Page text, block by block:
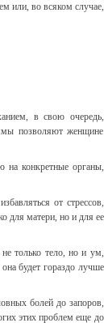
или, во всяком случае,
в свою очередь,
позволяют женщине
на конкретные органы,
от стрессов,
для матери, но и для ее
только тело, но и ум,
будет гораздо лучше
болей до запоров,
этих проблем еще до